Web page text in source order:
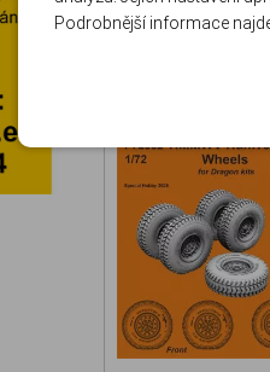
Podrobnější informace